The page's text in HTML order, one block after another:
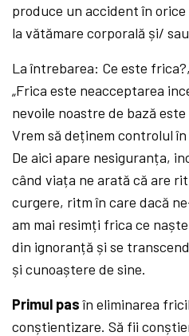
produce un accident în
la vătămare corporală și/
La întrebarea: Ce este
„Frica este neacceptarea
nevoile noastre de bază
Vrem să deținem controlul
De aici apare nesiguranța,
când viața ne arată că are
curgere, ritm în care dacă
am mai resimți frica ce
din ignoranță și se
și cunoaștere de sine.
Primul pasîn eliminarea
conștientizare. Să fii